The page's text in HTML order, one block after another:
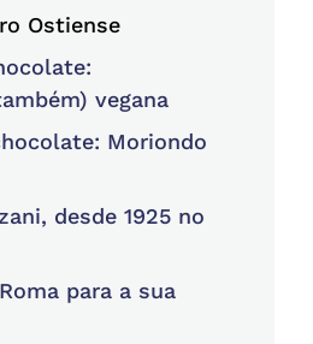
Ostiense
vegana
Moriondo
desde 1925 no
para a sua